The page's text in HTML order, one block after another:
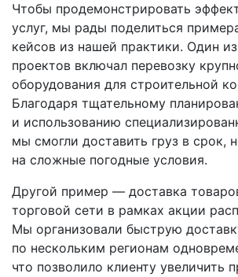
Чтобы продемонстрировать
услуг, мы рады поделиться
кейсов из нашей практики. Один
проектов включал перевозку
оборудования для строительной
Благодаря тщательному
и использованию
мы смогли доставить груз в срок,
на сложные погодные условия.
Другой пример — доставка
торговой сети в рамках акции
Мы организовали быструю
по нескольким регионам
что позволило клиенту увеличить